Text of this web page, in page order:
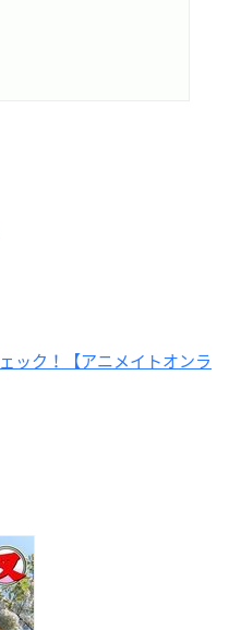
ック！【アニメイトオンラ